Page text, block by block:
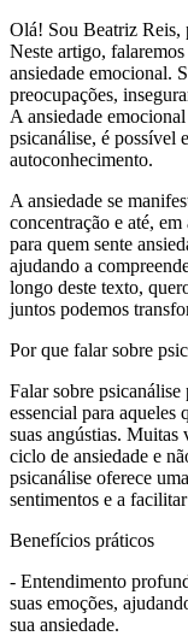
Olá! Sou Beatriz Reis,
Neste artigo,
ansiedade emocional.
preocupações,
A ansiedade
psicanálise, é possível
autoconhecimento.
A ansiedade se
concentração e até,
para quem sente
ajudando a
longo deste texto,
juntos podemos
Por que falar sobre
Falar sobre psicanálise
essencial para aqueles
suas angústias. Muitas
ciclo de ansiedade e
psicanálise oferece
sentimentos e a
Benefícios práticos
- Entendimento
suas emoções,
sua ansiedade.